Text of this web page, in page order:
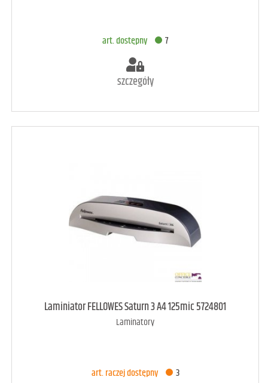
art. dostępny 7
szczegóły
art. dostępny 7
Laminiator FELLOWES Saturn 3 A4 125mic 5724801
Laminatory
art. raczej dostępny 3